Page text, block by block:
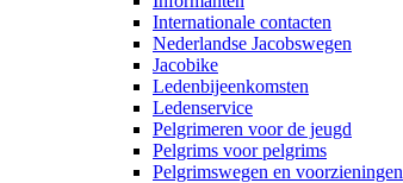
Internationale contacten
Nederlandse Jacobswegen
Jacobike
Ledenbijeenkomsten
Ledenservice
Pelgrimeren voor de jeugd
Pelgrims voor pelgrims
Pelgrimswegen en voorzieningen